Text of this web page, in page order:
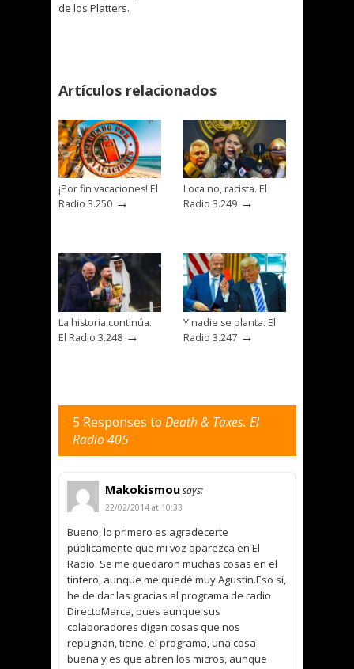
de los Platters.
Artículos relacionados
¡Por fin vacaciones! El
Radio 3.250 →
Loca no, racista. El
Radio 3.249 →
La historia continúa.
El Radio 3.248 →
Y nadie se planta. El
Radio 3.247 →
5 Responses to Death & Taxes. El
Radio 405
Makokismousays:
22/02/2014 at 10:33
Bueno, lo primero es agradecerte
públicamente que mi voz aparezca en El
Radio. Se me quedaron muchas cosas en el
tintero, aunque me quedé muy Agustín.Eso sí,
he de dar las gracias al programa de radio
DirectoMarca, pues aunque sus
colaboradores digan cosas que nos
repugnan, tiene, el programa, una cosa
buena y es que abren los micros, aunque